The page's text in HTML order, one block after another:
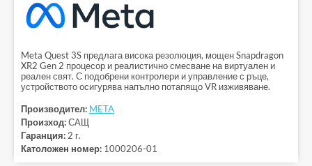
Meta Quest 3S предлага висока резолюция, мощен Snapdragon
XR2 Gen 2 процесор и реалистично смесване на виртуален и
реален свят. С подобрени контролери и управление с ръце,
устройството осигурява напълно потапящо VR изживяване.
Производител: META
Произход:САЩ
Гаранция: 2 г.
Католожен номер: 1000206-01